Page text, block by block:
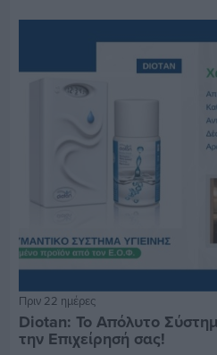
Πριν 22 ημέρες
Diotan: Το Απόλυτο
την Επιχείρησή σας!